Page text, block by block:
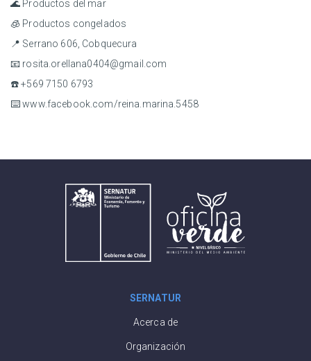
🌊 Productos del mar
🧊 Productos congelados
📍 Serrano 606, Cobquecura
📧 rosita.orellana0404@gmail.com
☎️ +569 7150 6793
⌨️ www.facebook.com/reina.marina.5458
SERNATUR
Acerca de
Organización